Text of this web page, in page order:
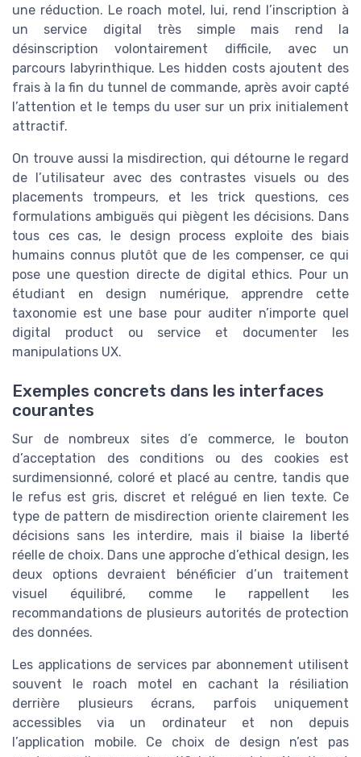
une réduction. Le roach motel, lui, rend l’inscription à
un service digital très simple mais rend la
désinscription volontairement difficile, avec un
parcours labyrinthique. Les hidden costs ajoutent des
frais à la fin du tunnel de commande, après avoir capté
l’attention et le temps du user sur un prix initialement
attractif.
On trouve aussi la misdirection, qui détourne le regard
de l’utilisateur avec des contrastes visuels ou des
placements trompeurs, et les trick questions, ces
formulations ambiguës qui piègent les décisions. Dans
tous ces cas, le design process exploite des biais
humains connus plutôt que de les compenser, ce qui
pose une question directe de digital ethics. Pour un
étudiant en design numérique, apprendre cette
taxonomie est une base pour auditer n’importe quel
digital product ou service et documenter les
manipulations UX.
Exemples concrets dans les interfaces
courantes
Sur de nombreux sites d’e commerce, le bouton
d’acceptation des conditions ou des cookies est
surdimensionné, coloré et placé au centre, tandis que
le refus est gris, discret et relégué en lien texte. Ce
type de pattern de misdirection oriente clairement les
décisions sans les interdire, mais il biaise la liberté
réelle de choix. Dans une approche d’ethical design, les
deux options devraient bénéficier d’un traitement
visuel équilibré, comme le rappellent les
recommandations de plusieurs autorités de protection
des données.
Les applications de services par abonnement utilisent
souvent le roach motel en cachant la résiliation
derrière plusieurs écrans, parfois uniquement
accessibles via un ordinateur et non depuis
l’application mobile. Ce choix de design n’est pas